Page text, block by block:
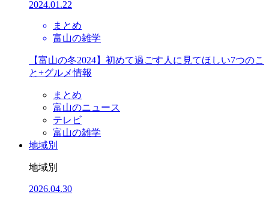
2024.01.22
まとめ
富山の雑学
【富山の冬2024】初めて過ごす人に見てほしい7つのこ
と+グルメ情報
まとめ
富山のニュース
テレビ
富山の雑学
地域別
地域別
2026.04.30